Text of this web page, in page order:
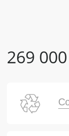
269 000